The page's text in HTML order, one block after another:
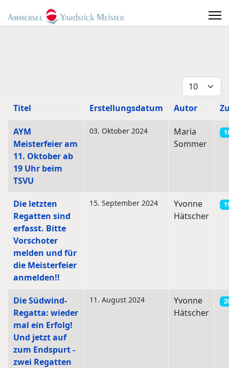
Anzeige #
Titel Erstellungsdatum Autor
AYM
Meisterfeier am
11. Oktober ab
19 Uhr beim
TSVU
03. Oktober 2024
Maria
Sommer
Die letzten
Regatten sind
erfasst. Bitte
Vorschoter
melden und für
die Meisterfeier
anmelden!!
15. September 2024
Yvonne
Hätscher
Die Südwind-
Regatta: wieder
mal ein Erfolg!
Und jetzt auf
zum Endspurt -
zwei Regatten
11. August 2024
Yvonne
Hätscher